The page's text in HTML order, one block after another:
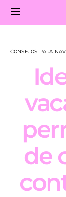
CONSEJOS PARA
de